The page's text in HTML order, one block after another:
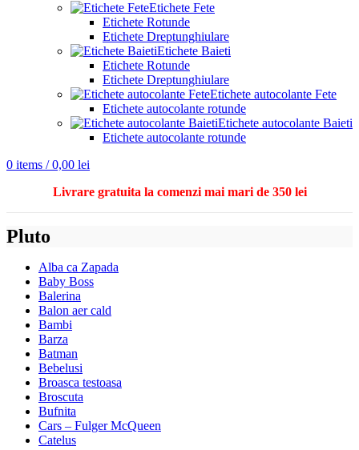
Etichete Fete
Etichete Rotunde
Etichete Dreptunghiulare
Etichete Baieti
Etichete Rotunde
Etichete Dreptunghiulare
Etichete autocolante Fete
Etichete autocolante rotunde
Etichete autocolante Baieti
Etichete autocolante rotunde
0 items / 0,00 lei
Livrare gratuita la comenzi mai mari de 350 lei
Pluto
Alba ca Zapada
Baby Boss
Balerina
Balon aer cald
Bambi
Barza
Batman
Bebelusi
Broasca testoasa
Broscuta
Bufnita
Cars – Fulger McQueen
Catelus